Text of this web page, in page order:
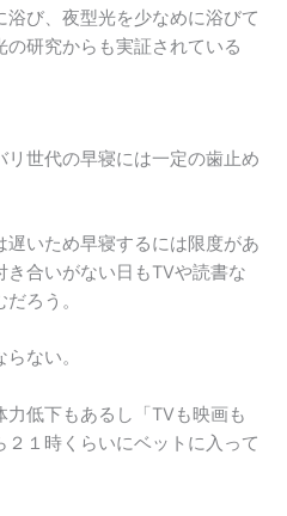
び、夜型光を少なめに浴びて
研究からも実証されている
世代の早寝には一定の歯止め
いため早寝するには限度があ
合いがない日もTVや読書な
ろう。
ない。
力低下もあるし「TVも映画も
１時くらいにベットに入って